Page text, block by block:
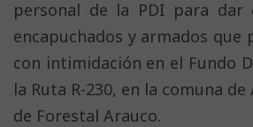
personal de la PDI para
encapuchados y armados
con intimidación en el Fundo
la Ruta R-230, en la comuna
de Forestal Arauco.